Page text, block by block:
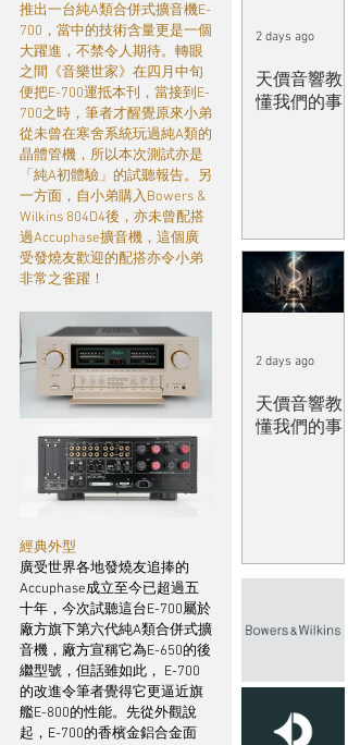
推出一台純A類合併式擴音機E-
700，當中的技術含量更是一個
大躍進，不禁令人期待。轉眼
之間《音樂世家》在四月中旬
便把E-700運抵本刊，當接到E-
700之時，筆者才醒覺原來小弟
從未曾在寒舍系統玩過純A類的
晶體管機，所以本次測試亦是
「純A初體驗」的試聽報告。另
一方面，自小弟購入Bowers &
Wilkins 804D4後，亦未曾配搭
過Accuphase擴音機，這個廣
受發燒友歡迎的配搭亦令小弟
非常之雀躍！
經典外型
廣受世界各地發燒友追捧的
Accuphase成立至今已超過五
十年，今次試聽這台E-700屬於
廠方旗下第六代純A類合併式擴
音機，廠方宣稱它為E-650的後
繼型號，但話雖如此， E-700
的改進令筆者覺得它更逼近旗
艦E-800的性能。先從外觀說
起，E-700的香檳金鋁合金面
天價音響教
懂我們的事
2 days ago
天價音響教
懂我們的事
2 days ago